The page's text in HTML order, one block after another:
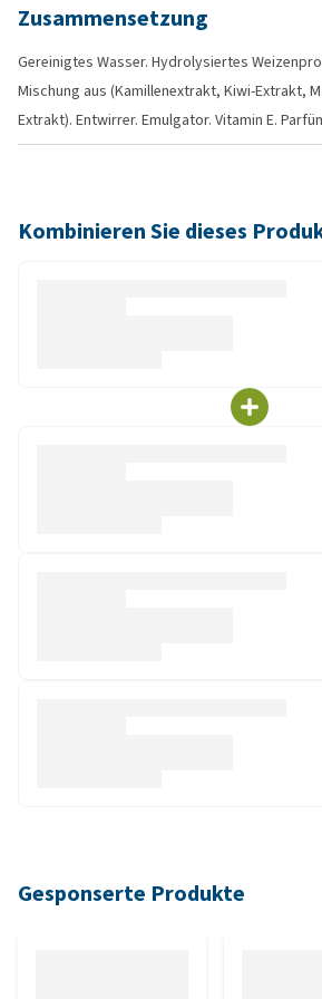
Zusammensetzung
Gereinigtes Wasser. Hydrolysiertes
Mischung aus (Kamillenextrakt, Kiwi-Extrakt,
Extrakt). Entwirrer. Emulgator. Vitamin E.
Kombinieren Sie dieses
Gesponserte Produkte